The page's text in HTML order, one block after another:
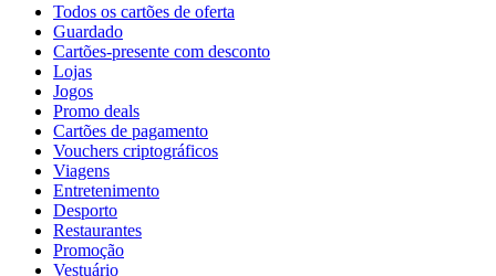
Todos os cartões de oferta
Guardado
Cartões-presente com desconto
Lojas
Jogos
Promo deals
Cartões de pagamento
Vouchers criptográficos
Viagens
Entretenimento
Desporto
Restaurantes
Promoção
Vestuário